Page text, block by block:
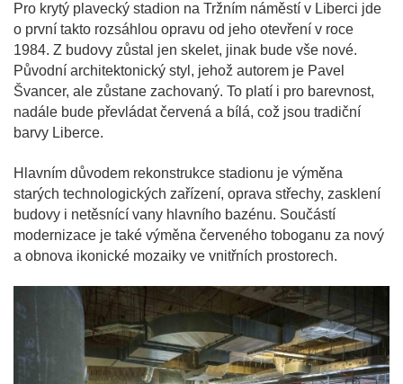
Pro krytý plavecký stadion na Tržním náměstí v Liberci jde
o první takto rozsáhlou opravu od jeho otevření v roce
1984. Z budovy zůstal jen skelet, jinak bude vše nové.
Původní architektonický styl, jehož autorem je Pavel
Švancer, ale zůstane zachovaný. To platí i pro barevnost,
nadále bude převládat červená a bílá, což jsou tradiční
barvy Liberce.
Hlavním důvodem rekonstrukce stadionu je výměna
starých technologických zařízení, oprava střechy, zasklení
budovy i netěsnící vany hlavního bazénu. Součástí
modernizace je také výměna červeného toboganu za nový
a obnova ikonické mozaiky ve vnitřních prostorech.